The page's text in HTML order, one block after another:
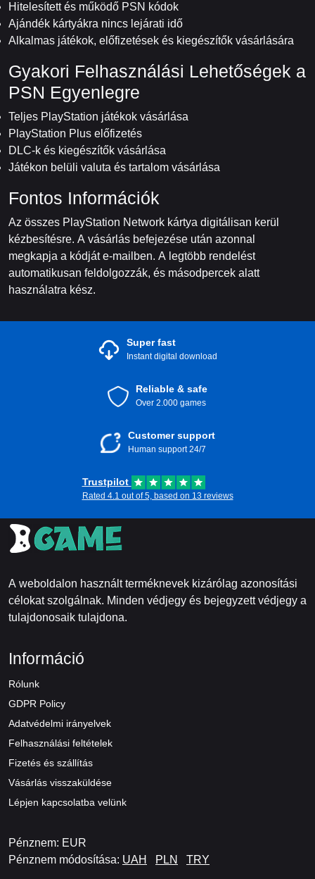
Hitelesített és működő PSN kódok
Ajándék kártyákra nincs lejárati idő
Alkalmas játékok, előfizetések és kiegészítők vásárlására
Gyakori Felhasználási Lehetőségek a
PSN Egyenlegre
Teljes PlayStation játékok vásárlása
PlayStation Plus előfizetés
DLC-k és kiegészítők vásárlása
Játékon belüli valuta és tartalom vásárlása
Fontos Információk
Az összes PlayStation Network kártya digitálisan kerül
kézbesítésre. A vásárlás befejezése után azonnal
megkapja a kódját e-mailben. A legtöbb rendelést
automatikusan feldolgozzák, és másodpercek alatt
használatra kész.
Super fast
Instant digital download
Reliable & safe
Over 2.000 games
Customer support
Human support 24/7
Trustpilot
Rated 4.1 out of 5, based on 13 reviews
A weboldalon használt terméknevek kizárólag azonosítási
célokat szolgálnak. Minden védjegy és bejegyzett védjegy a
tulajdonosaik tulajdona.
Információ
Rólunk
GDPR Policy
Adatvédelmi irányelvek
Felhasználási feltételek
Fizetés és szállítás
Vásárlás visszaküldése
Lépjen kapcsolatba velünk
Pénznem: EUR
Pénznem módosítása: UAH PLN TRY